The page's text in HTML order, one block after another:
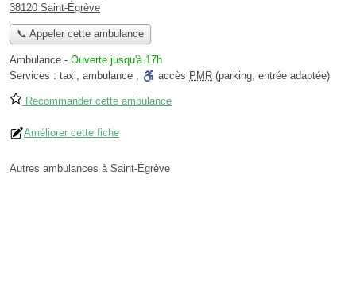
38120 Saint-Égrève
📞 Appeler cette ambulance
Ambulance - Ouverte jusqu'à 17h
Services : taxi, ambulance , accès PMR (parking, entrée adaptée)
Recommander cette ambulance
Améliorer cette fiche
Autres ambulances à Saint-Égrève